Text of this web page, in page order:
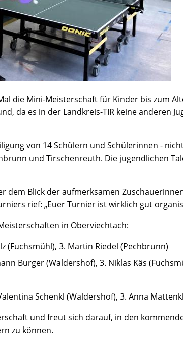
die Mini-Meisterschaft für Kinder bis zum
da es in der Landkreis-TIR keine anderen
von 14 Schülern und Schülerinnen -
und Tirschenreuth. Die jugendlichen
dem Blick der aufmerksamen
rief: „Euer Turnier ist wirklich gut
in Oberviechtach:
(Fuchsmühl), 3. Martin Riedel (Pechbrunn)
Burger (Waldershof), 3. Niklas Käs
Schenkl (Waldershof), 3. Anna
und freut sich darauf, in den
zu können.